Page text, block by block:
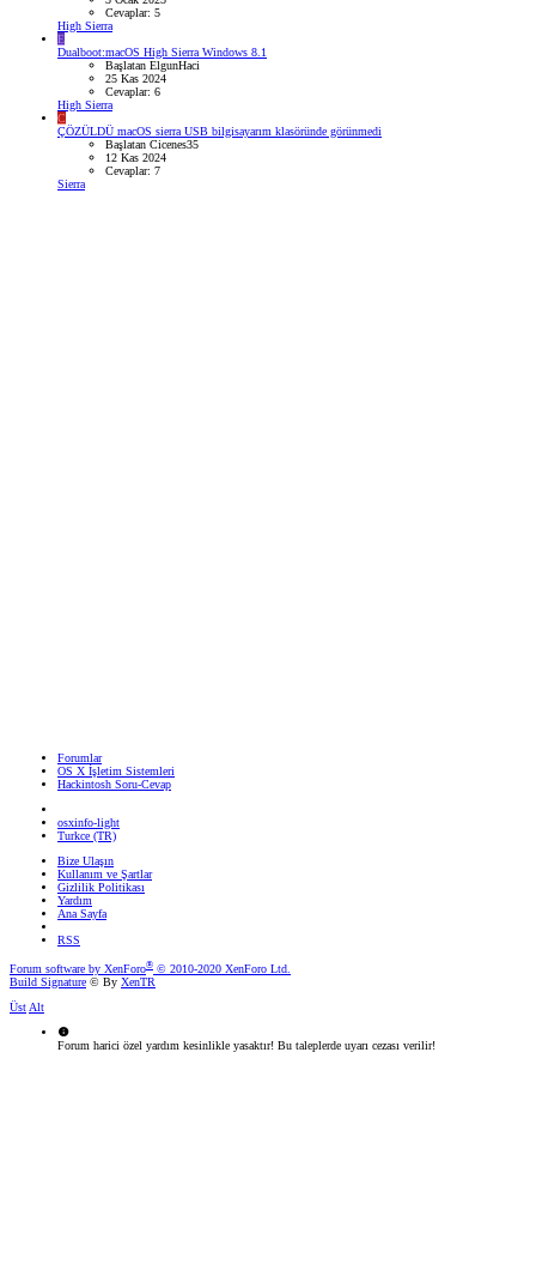
Cevaplar: 5
High Sierra
E
Dualboot:macOS High Sierra Windows 8.1
Başlatan ElgunHaci
25 Kas 2024
Cevaplar: 6
High Sierra
C
ÇÖZÜLDÜ macOS sierra USB bilgisayarım klasöründe görünmedi
Başlatan Cicenes35
12 Kas 2024
Cevaplar: 7
Sierra
Forumlar
OS X İşletim Sistemleri
Hackintosh Soru-Cevap
osxinfo-light
Turkce (TR)
Bize Ulaşın
Kullanım ve Şartlar
Gizlilik Politikası
Yardım
Ana Sayfa
RSS
Forum software by XenForo® © 2010-2020 XenForo Ltd.
Build Signature © By XenTR
Üst Alt
Forum harici özel yardım kesinlikle yasaktır! Bu taleplerde uyarı cezası verilir!